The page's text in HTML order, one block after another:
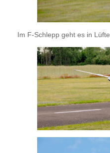
Im F-Schlepp geht es in Lüfte